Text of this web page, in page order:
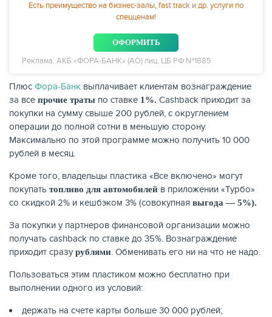
Есть преимущество на бизнес-залы, fast track и др. услуги по
спецценам!
ОФОРМИТЬ
Реклама. АКБ «ФОРА-БАНК» (АО) лиц. ЦБ РФ №1885
Плюс Фора-Банк выплачивает клиентам вознаграждение
за все прочие траты по ставке 1%. Cashback приходит за
покупки на сумму свыше 200 рублей, с округлением
операции до полной сотни в меньшую сторону.
Максимально по этой программе можно получить 10 000
рублей в месяц.
Кроме того, владельцы пластика «Все включено» могут
покупать топливо для автомобилей в приложении «Турбо»
со скидкой 2% и кешбэком 3% (совокупная выгода — 5%).
За покупки у партнеров финансовой организации можно
получать cashback по ставке до 35%. Вознаграждение
приходит сразурублями. Обменивать его ни на что не надо.
Пользоваться этим пластиком можно бесплатно при
выполнении одного из условий:
держать на счете карты больше 30 000 рублей;